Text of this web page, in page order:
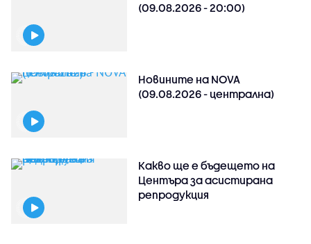
(09.08.2026 - 20:00)
Новините на NOVA
(09.08.2026 - централна)
Какво ще е бъдещето на
Центъра за асистирана
репродукция